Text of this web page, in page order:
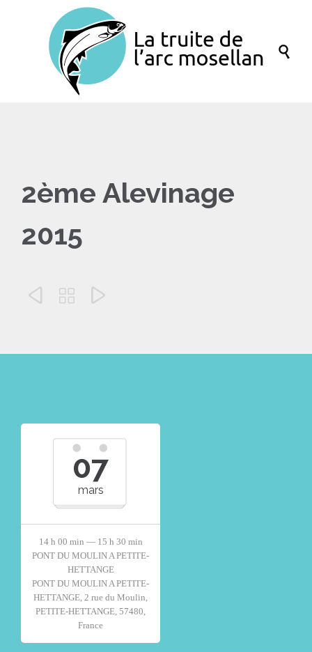

2ème Alevinage
2015
  
07
mars
14 h 00 min — 15 h 30 min
PONT DU MOULIN A PETITE-
HETTANGE
PONT DU MOULIN A PETITE-
HETTANGE, 2 rue du Moulin,
PETITE-HETTANGE, 57480,
France